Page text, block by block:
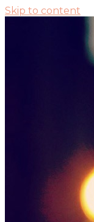
Skip to content